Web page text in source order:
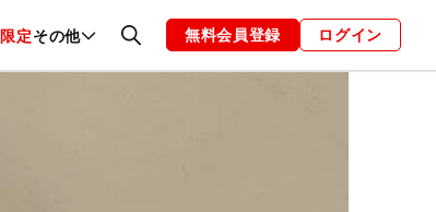
定その他
ン 恋愛・結婚 編集部 お知らせ
無料会員登録 ログイン